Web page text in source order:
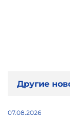
Другие
07.08.2026